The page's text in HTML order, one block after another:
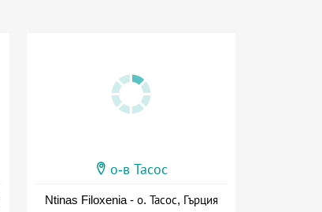
о-в Тасос
Ntinas Filoxenia - о. Тасос, Гърция